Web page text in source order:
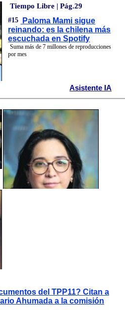
Tiempo Libre | Pág.29
#15
Paloma Mami sigue
reinando: es la chilena más
escuchada en Spotify
Suma más de 7 millones de reproducciones
por mes
Asistente IA
del TPP11? Citan a
Ahumada a la comisión